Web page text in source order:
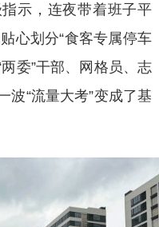
示，连夜带着班子平
心划分“食客专属停车
两委”干部、网格员、志
波“流量大考”变成了基